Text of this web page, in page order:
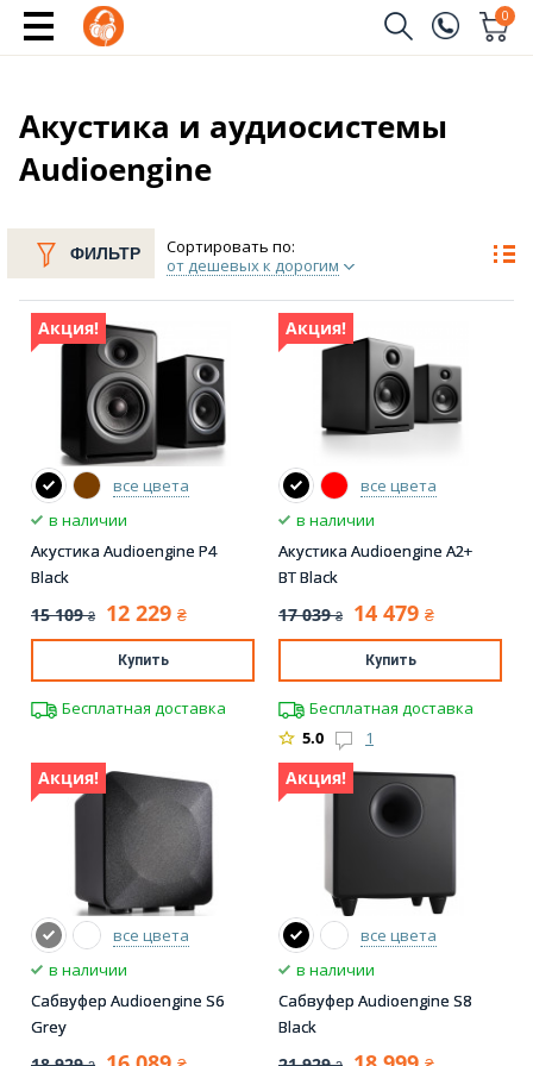
0
Отправить
Акустика и аудиосистемы
Audioengine
ФИЛЬТР
Сортировать по:
от дешевых к дорогим
Акция!
все цвета
в наличии
Акустика Audioengine P4
Black
15 109 ₴ 12 229 ₴
Купить
Бесплатная доставка
Акция!
все цвета
в наличии
Акустика Audioengine A2+
BT Black
17 039 ₴ 14 479 ₴
Купить
Бесплатная доставка
5.0
1
Акция!
все цвета
в наличии
Сабвуфер Audioengine S6
Grey
Акция!
все цвета
в наличии
Сабвуфер Audioengine S8
Black